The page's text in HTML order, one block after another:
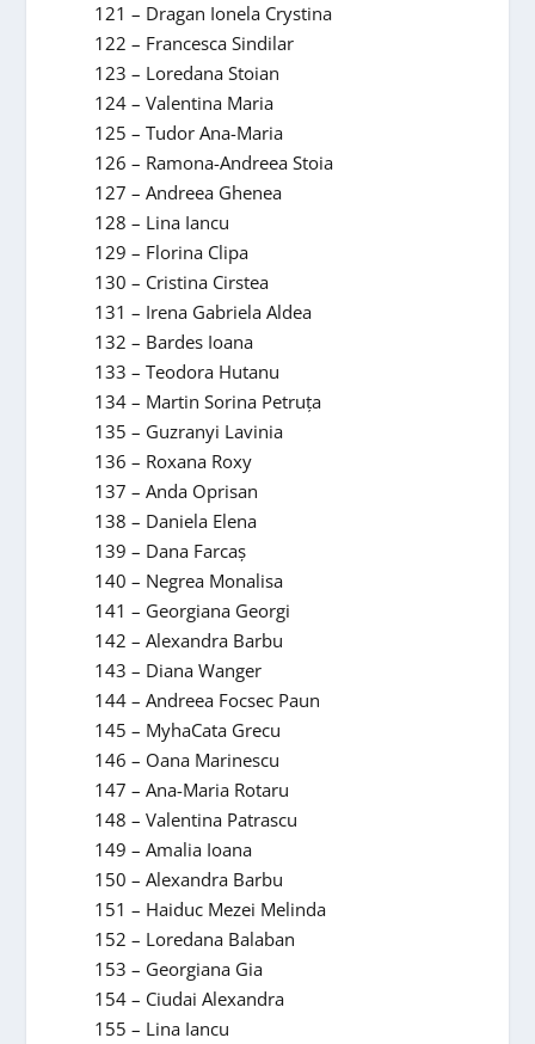
121 – Dragan Ionela Crystina
122 – Francesca Sindilar
123 – Loredana Stoian
124 – Valentina Maria
125 – Tudor Ana-Maria
126 – Ramona-Andreea Stoia
127 – Andreea Ghenea
128 – Lina Iancu
129 – Florina Clipa
130 – Cristina Cirstea
131 – Irena Gabriela Aldea
132 – Bardes Ioana
133 – Teodora Hutanu
134 – Martin Sorina Petruța
135 – Guzranyi Lavinia
136 – Roxana Roxy
137 – Anda Oprisan
138 – Daniela Elena
139 – Dana Farcaș
140 – Negrea Monalisa
141 – Georgiana Georgi
142 – Alexandra Barbu
143 – Diana Wanger
144 – Andreea Focsec Paun
145 – MyhaCata Grecu
146 – Oana Marinescu
147 – Ana-Maria Rotaru
148 – Valentina Patrascu
149 – Amalia Ioana
150 – Alexandra Barbu
151 – Haiduc Mezei Melinda
152 – Loredana Balaban
153 – Georgiana Gia
154 – Ciudai Alexandra
155 – Lina Iancu